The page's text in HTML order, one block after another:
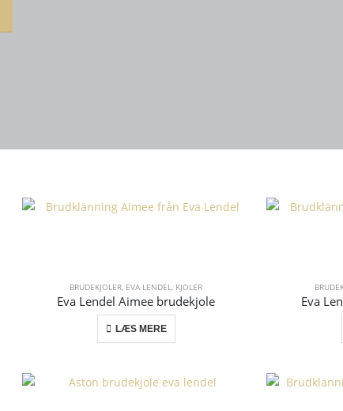
BRUDEKJOLER, EVA LENDEL, KJOLER
Eva Lendel Aimee brudekjole
LÆS MERE
Eva